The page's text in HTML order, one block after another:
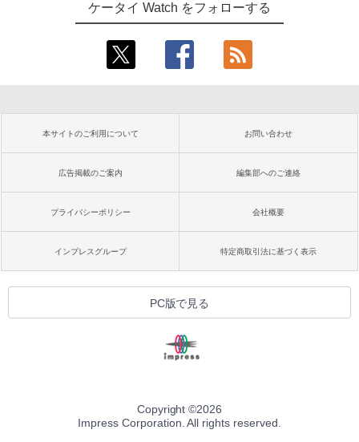
ケータイ Watch をフォローする
本サイトのご利用について お問い合わせ
広告掲載のご案内 編集部へのご連絡
プライバシーポリシー 会社概要
インプレスグループ 特定商取引法に基づく表示
PC版で見る
Copyright ©2026
Impress Corporation. All rights reserved.